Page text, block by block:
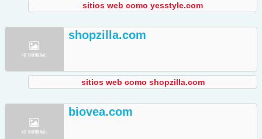
sitios web como yesstyle.com
shopzilla.com
sitios web como shopzilla.com
biovea.com